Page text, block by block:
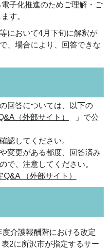
子化推進のためご理解・ご
す。
において4月下旬に解釈が
、場合により、回答できな
回答については、以下の
（外部サイト）
」で公
認してください。
変更がある都度、回答済み
で、注意してください。
Q&A （外部サイト）
介護報酬階における改定
2に所沢市が指定するサー